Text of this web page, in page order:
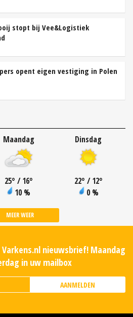
stopt bij Vee&Logistiek
opent eigen vestiging in Polen
Maandag
25° / 16°
10 %
Dinsdag
22° / 12°
0 %
MEER WEER
nieuwsbrief! Maandag
in uw mailbox
AANMELDEN